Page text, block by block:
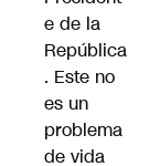
e de la
República
. Este no
es un
problema
de vida